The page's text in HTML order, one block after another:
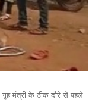
गृह मंत्री के ठीक दौरे से पहले